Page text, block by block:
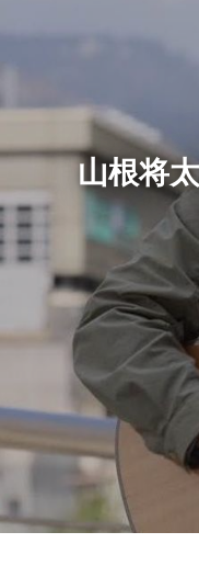
山根将